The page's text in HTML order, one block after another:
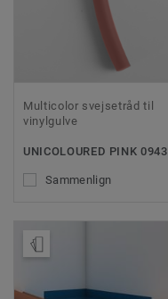
Multicolor svejsetråd til
vinylgulve
UNICOLOURED PINK 0943
Sammenlign